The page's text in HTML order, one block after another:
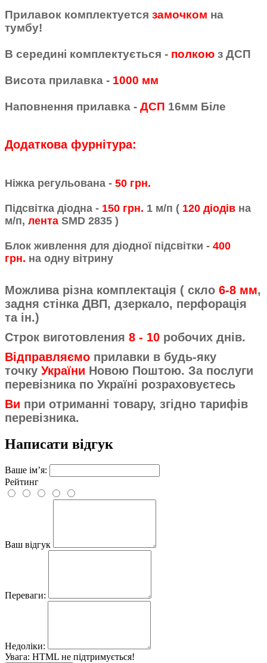
Прилавок комплектуется замочком на
тумбу!
В середині комплектується - полкою з ДСП
Висота прилавка - 1000 мм
Наповнення прилавка - ДСП 16мм Біле
Додаткова фурнітура:
Ніжка регульована - 50 грн.
Підсвітка діодна - 150 грн. 1 м/п ( 120 діодів на
м/п, лента SMD 2835 )
Блок живлення для діодної підсвітки - 400
грн. на одну вітрину
Можлива різна комплектація ( скло 6-8 мм,
задня стінка ДВП, дзеркало, перфорація
та ін.)
Строк виготовления 8 - 10 робочих днів.
Відправляємо прилавки в будь-яку
точку України Новою Поштою. За послуги
перевізника по Україні розраховуєтесь
Ви при отриманні товару, згідно тарифів
перевізника.
Написати відгук
Ваше ім’я:
Рейтинг
Ваш відгук
Переваги:
Недоліки:
Увага: HTML не підтримується!